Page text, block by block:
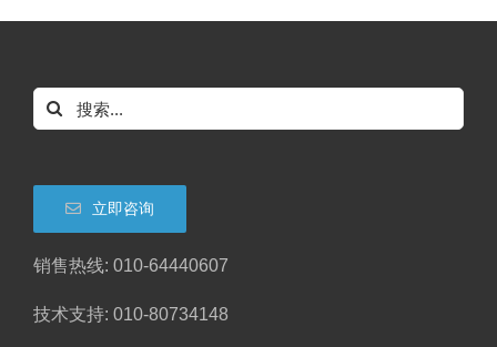
搜
索：
立即咨询
销售热线: 010-64440607
技术支持: 010-80734148